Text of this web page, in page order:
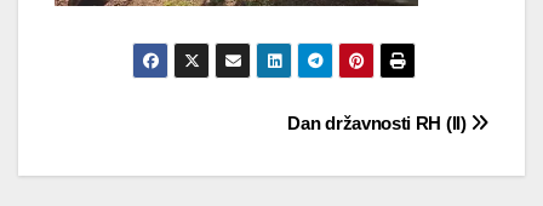
objava
Dan državnosti RH (II)